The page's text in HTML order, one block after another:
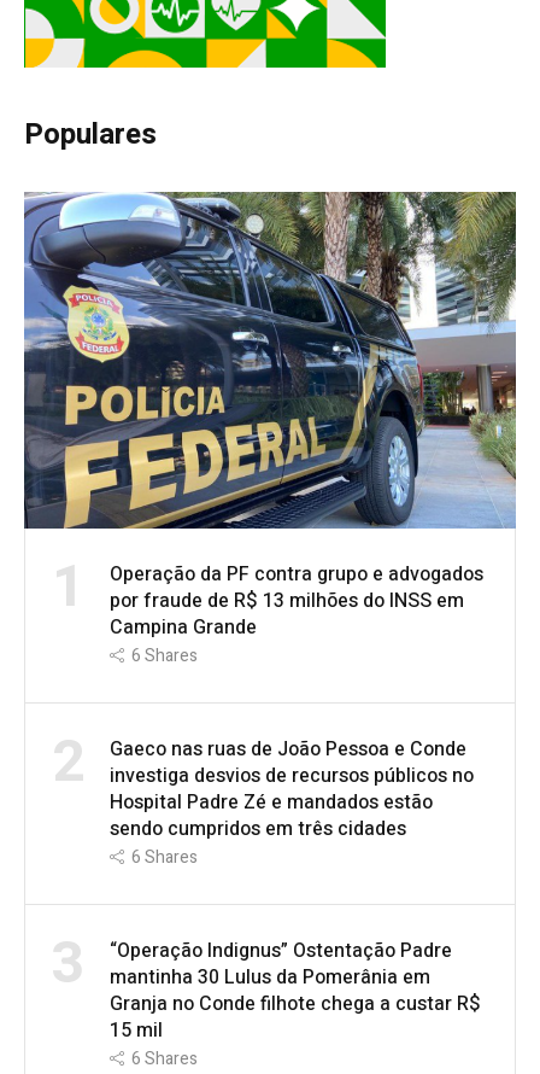
Populares
1
Operação da PF contra grupo e advogados
por fraude de R$ 13 milhões do INSS em
Campina Grande
6Shares
2
Gaeco nas ruas de João Pessoa e Conde
investiga desvios de recursos públicos no
Hospital Padre Zé e mandados estão
sendo cumpridos em três cidades
6Shares
3
“Operação Indignus” Ostentação Padre
mantinha 30 Lulus da Pomerânia em
Granja no Conde filhote chega a custar R$
15 mil
6Shares